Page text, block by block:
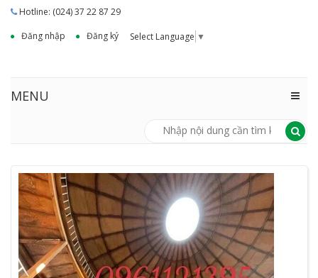
Hotline: (024) 37 22 87 29
Đăng nhập
Đăng ký Select Language ▼
MENU